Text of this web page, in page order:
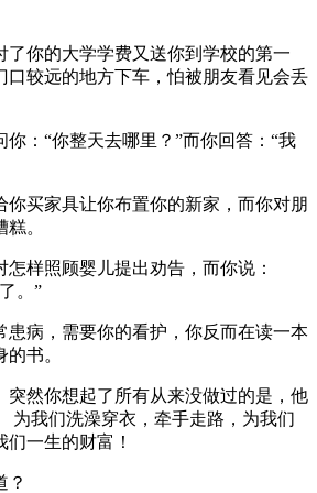
了你的大学学费又送你到学校的第一
口较远的地方下车，怕被朋友看见会丢
你：“你整天去哪里？”而你回答：“我
你买家具让你布置你的新家，而你对朋
。
怎样照顾婴儿提出劝告，而你说：
。”
患病，需要你的看护，你反而在读一本
书。
突然你想起了所有从来没做过的是，他
为我们洗澡穿衣，牵手走路，为我们
一生的财富！
？